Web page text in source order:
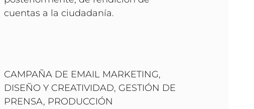
cuentas a la ciudadanía.
CAMPAÑA DE EMAIL MARKETING,
DISEÑO Y CREATIVIDAD, GESTIÓN DE
PRENSA, PRODUCCIÓN